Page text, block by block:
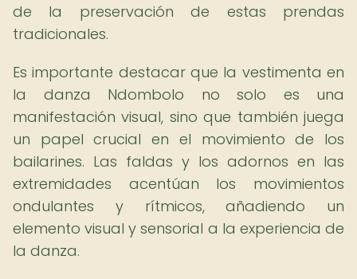
de la preservación de estas prendas
tradicionales.
Es importante destacar que la vestimenta en
la danza Ndombolo no solo es una
manifestación visual, sino que también juega
un papel crucial en el movimiento de los
bailarines. Las faldas y los adornos en las
extremidades acentúan los movimientos
ondulantes y rítmicos, añadiendo un
elemento visual y sensorial a la experiencia de
la danza.